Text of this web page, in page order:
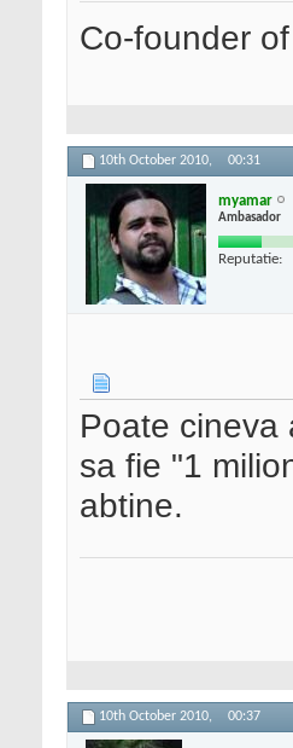
Co-founder of
10th October 2010, 00:31
myamar
Ambasador
Reputatie:
Poate cineva
sa fie "1
abtine.
10th October 2010, 00:37